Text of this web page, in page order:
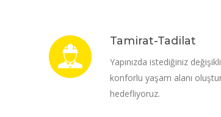
Tamirat-Tadilat
Yapınızda istediğiniz
konforlu yaşam alanı
hedefliyoruz.